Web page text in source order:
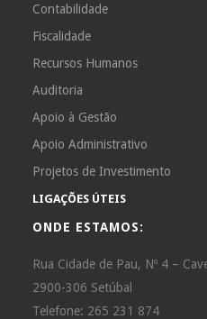
Contabilidade
Fiscalidade
Recursos Humanos
Auditoria
Apoio à Gestão
Apoio Administrativo
Projetos de Investimento
LIGAÇÕES ÚTEIS
ONDE ESTAMOS:
Rua Cidade de Pau, Nº 4 –
2900-306 Setúbal
Telefone: 265 231 874